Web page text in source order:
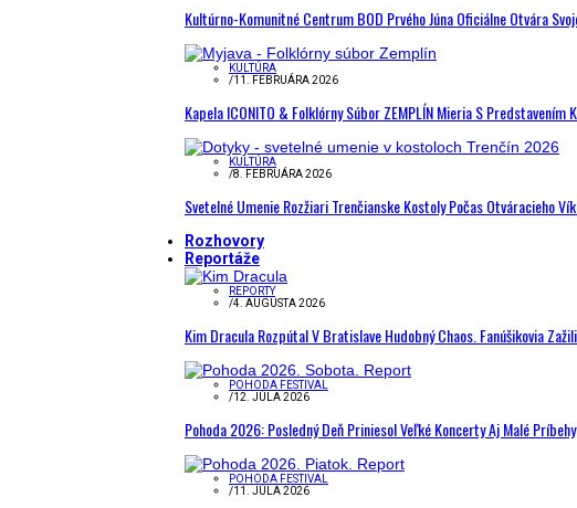
Kultúrno-Komunitné Centrum BOD Prvého Júna Oficiálne Otvára
KULTÚRA
/11. FEBRUÁRA 2026
Kapela ICONITO & Folklórny Súbor ZEMPLÍN Mieria S Predstavením
KULTÚRA
/8. FEBRUÁRA 2026
Svetelné Umenie Rozžiari Trenčianske Kostoly Počas Otváracieho
Rozhovory
Reportáže
REPORTY
/4. AUGUSTA 2026
Kim Dracula Rozpútal V Bratislave Hudobný Chaos. Fanúšikovia
POHODA FESTIVAL
/12. JÚLA 2026
Pohoda 2026: Posledný Deň Priniesol Veľké Koncerty Aj Malé Príbehy
POHODA FESTIVAL
/11. JÚLA 2026